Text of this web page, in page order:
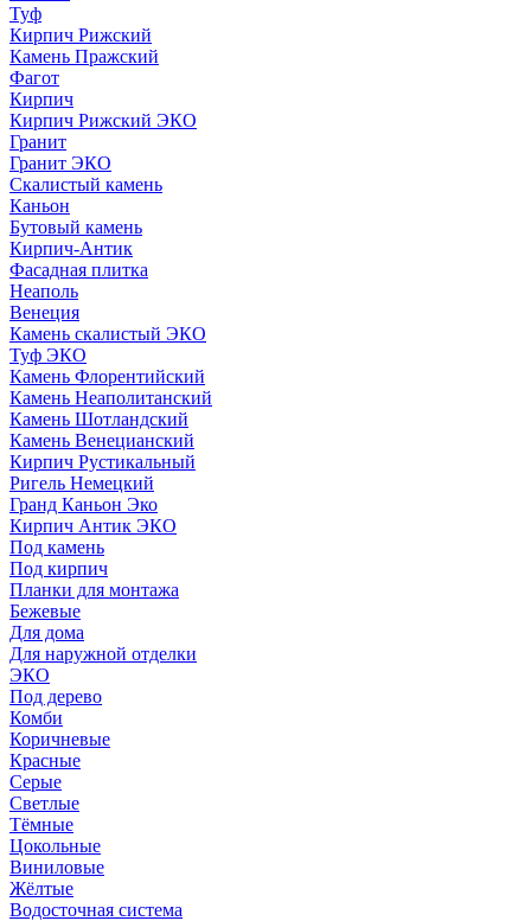
Туф
Кирпич Рижский
Камень Пражский
Фагот
Кирпич
Кирпич Рижский ЭКО
Гранит
Гранит ЭКО
Скалистый камень
Каньон
Бутовый камень
Кирпич-Антик
Фасадная плитка
Неаполь
Венеция
Камень скалистый ЭКО
Туф ЭКО
Камень Флорентийский
Камень Неаполитанский
Камень Шотландский
Камень Венецианский
Кирпич Рустикальный
Ригель Немецкий
Гранд Каньон Эко
Кирпич Антик ЭКО
Под камень
Под кирпич
Планки для монтажа
Бежевые
Для дома
Для наружной отделки
ЭКO
Под дерево
Комби
Коричневые
Красные
Серые
Светлые
Тёмные
Цокольные
Виниловые
Жёлтые
Водосточная система